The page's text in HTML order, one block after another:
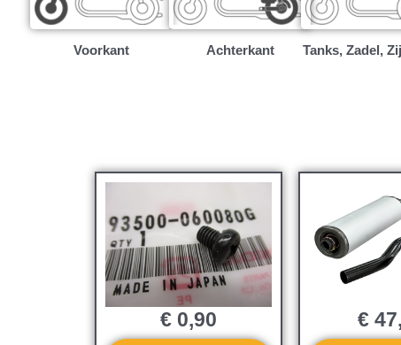
Voorkant Achterkant Tanks, Zadel,
€0,90 €